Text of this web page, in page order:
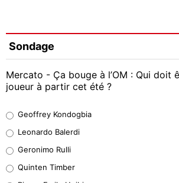
Sondage
Mercato - Ça bouge à l’OM : Qui doit
joueur à partir cet été ?
38%
32%
Geoffrey Kondogbia
Leonardo Balerdi
Geronimo Rulli
Quinten Timber